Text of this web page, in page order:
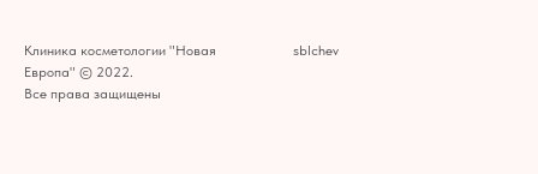
Клиника косметологии "Новая
Европа" © 2022.
Все права защищены
sblchev